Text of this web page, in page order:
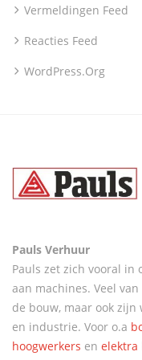
Vermeldingen Feed
Reacties Feed
WordPress.org
Pauls Verhuur
Pauls zet zich vooral in
aan machines. Veel
de bouw, maar ook
en industrie. Voor o.a
hoogwerkers en elektra